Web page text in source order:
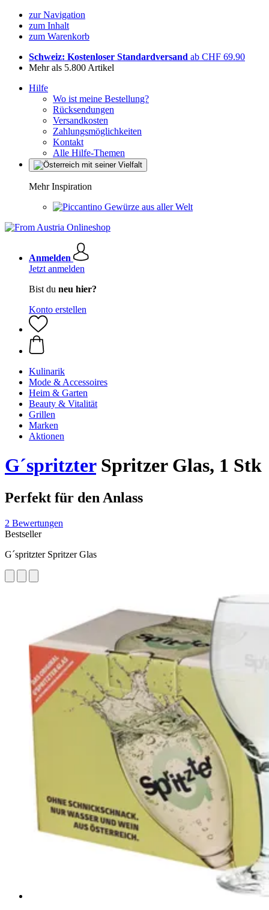
zur Navigation
zum Inhalt
zum Warenkorb
Schweiz: Kostenloser Standardversand ab CHF 69.90
Mehr als 5.800 Artikel
Hilfe
Wo ist meine Bestellung?
Rücksendungen
Versandkosten
Zahlungsmöglichkeiten
Kontakt
Alle Hilfe-Themen
Mehr Inspiration
Gewürze aus aller Welt
Anmelden
Jetzt anmelden
Bist du neu hier?
Konto erstellen
Kulinarik
Mode & Accessoires
Heim & Garten
Beauty & Vitalität
Grillen
Marken
Aktionen
G´spritzterSpritzer Glas, 1 Stk
Perfekt für den Anlass
2 Bewertungen
Bestseller
G´spritzter Spritzer Glas